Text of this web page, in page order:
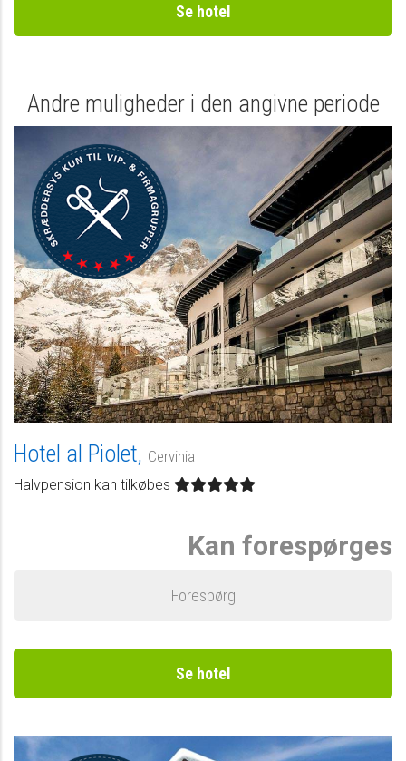
Se hotel
Andre muligheder i den angivne periode
Hotel al Piolet, Cervinia
Halvpension kan tilkøbes
Kan forespørges
Forespørg
Se hotel